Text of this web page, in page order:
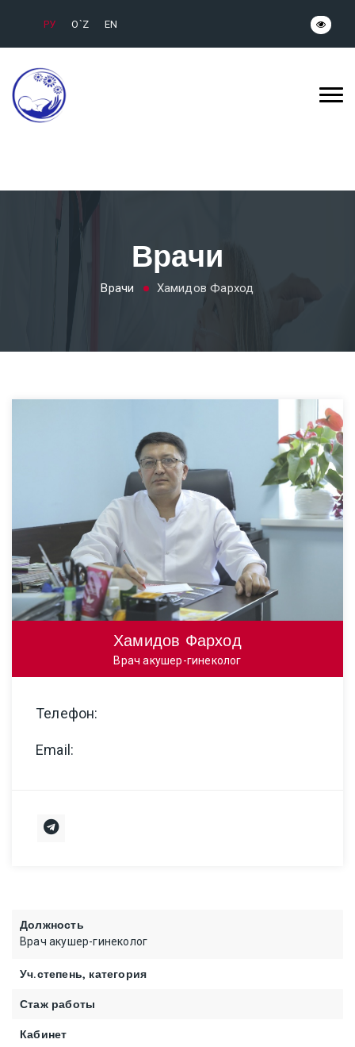
РУ O`Z EN
Врачи
Врачи Хамидов Фарход
Должность
Врач акушер-гинеколог
Уч.степень, категория
Стаж работы
Кабинет
Хамидов Фарход
Врач акушер-гинеколог
Телефон:
Email: